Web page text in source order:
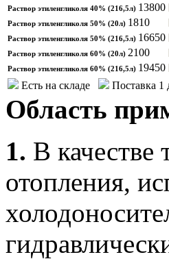
Раствор этиленгликоля 40% (216,5л) 13800
Раствор этиленгликоля 50% (20л) 1810
Раствор этиленгликоля 50% (216,5л) 16650
Раствор этиленгликоля 60% (20л) 2100
Раствор этиленгликоля 60% (216,5л) 19450
Есть на складе
Поставка 1
Область
1. В качестве
отопления,